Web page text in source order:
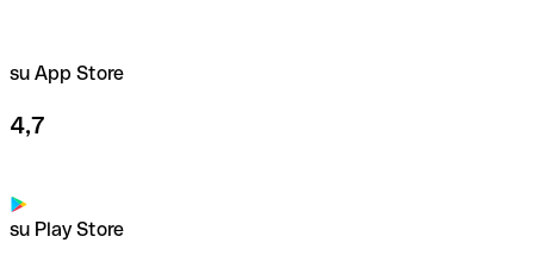
su App Store
4,7
su Play Store